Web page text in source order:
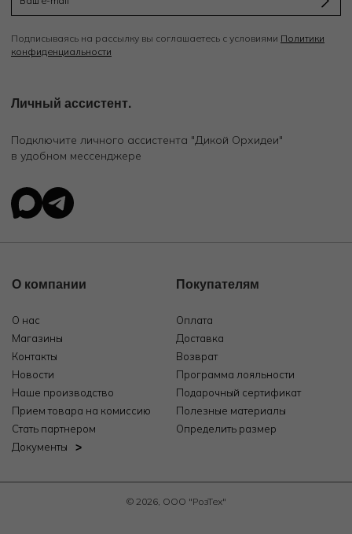
Подписываясь на рассылку вы соглашаетесь с условиями Политики
конфиденциальности
Личный ассистент.
Подключите личного ассистента "Дикой Орхидеи"
в удобном мессенджере
О компании
О нас
Магазины
Контакты
Новости
Наше производство
Прием товара на комиссию
Стать партнером
Документы
Покупателям
Оплата
Доставка
Возврат
Программа лояльности
Подарочный сертификат
Полезные материалы
Определить размер
© 2026, ООО "РозТех"